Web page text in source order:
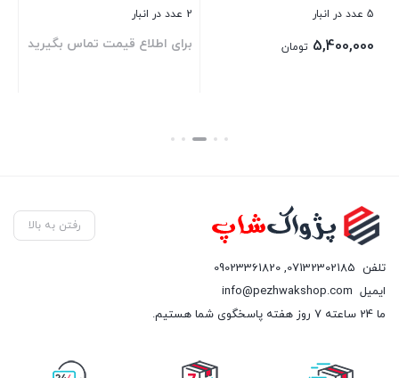
5 عدد در انبار
5,400,000 تومان
2 عدد در انبار
برای اطلاع قیمت تماس بگیرید
رفتن به بالا
تلفن 07132302185
,
09023361820
ایمیل info@pezhwakshop.com
ما 24 ساعته 7 روز هفته پاسخگوی شما هستیم.